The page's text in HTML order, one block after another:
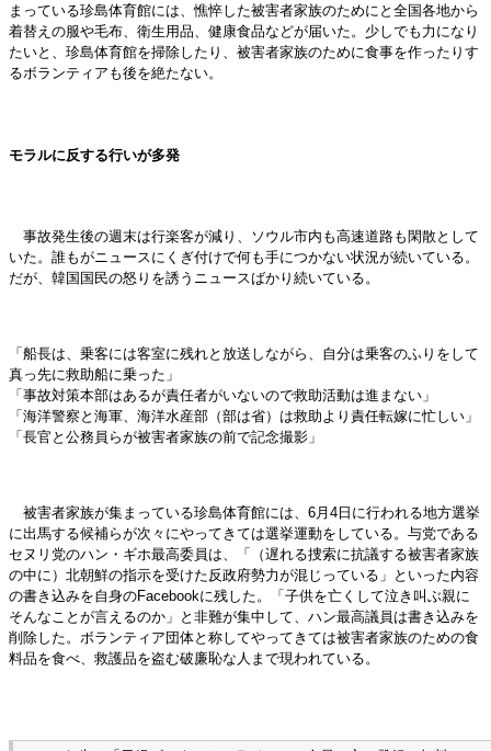
まっている珍島体育館には、憔悴した被害者家族のためにと全国各地から
着替えの服や毛布、衛生用品、健康食品などが届いた。少しでも力になり
たいと、珍島体育館を掃除したり、被害者家族のために食事を作ったりす
るボランティアも後を絶たない。
モラルに反する行いが多発
事故発生後の週末は行楽客が減り、ソウル市内も高速道路も閑散として
いた。誰もがニュースにくぎ付けで何も手につかない状況が続いている。
だが、韓国国民の怒りを誘うニュースばかり続いている。
「船長は、乗客には客室に残れと放送しながら、自分は乗客のふりをして
真っ先に救助船に乗った」
「事故対策本部はあるが責任者がいないので救助活動は進まない」
「海洋警察と海軍、海洋水産部（部は省）は救助より責任転嫁に忙しい」
「長官と公務員らが被害者家族の前で記念撮影」
被害者家族が集まっている珍島体育館には、6月4日に行われる地方選挙
に出馬する候補らが次々にやってきては選挙運動をしている。与党である
セヌリ党のハン・ギホ最高委員は、「（遅れる捜索に抗議する被害者家族
の中に）北朝鮮の指示を受けた反政府勢力が混じっている」といった内容
の書き込みを自身のFacebookに残した。「子供を亡くして泣き叫ぶ親に
そんなことが言えるのか」と非難が集中して、ハン最高議員は書き込みを
削除した。ボランティア団体と称してやってきては被害者家族のための食
料品を食べ、救護品を盗む破廉恥な人まで現われている。